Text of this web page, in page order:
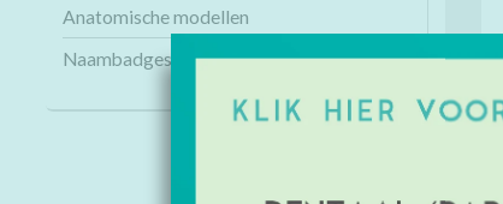
Anatomische modellen
Naambadges